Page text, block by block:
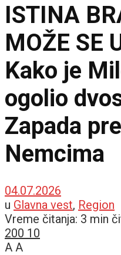
ISTINA
MOŽE SE
Kako je
ogolio
Zapada
Nemcima
04.07.2026
u Glavna vest, Region
Vreme čitanja: 3 min
200 10
A A